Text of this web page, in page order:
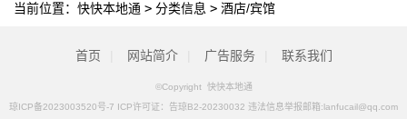
当前位置： 快快本地通 > 分类信息 > 酒店/宾馆
首页 网站简介 广告服务 联系我们
©Copyright 快快本地通
琼ICP备2023003520号-7 ICP许可证：告琼B2-20230032 违法信息举报邮箱:lanfucail@qq.com